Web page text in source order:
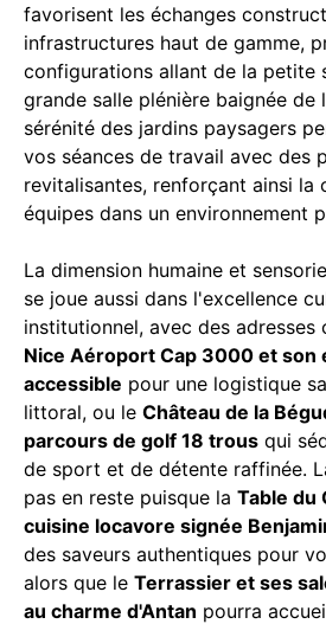
favorisent les échanges
infrastructures haut de gamme,
configurations allant de la petite
grande salle plénière baignée de
sérénité des jardins paysagers
vos séances de travail avec des
revitalisantes, renforçant ainsi la
équipes dans un environnement
La dimension humaine et
se joue aussi dans l'excellence
institutionnel, avec des adresses
Nice Aéroport Cap 3000 et son
accessible pour une logistique
littoral, ou le Château de la
parcours de golf 18 trous qui
de sport et de détente raffinée.
pas en reste puisque la Table du
cuisine locavore signée
des saveurs authentiques pour
alors que le Terrassier et ses
au charme d'Antan pourra